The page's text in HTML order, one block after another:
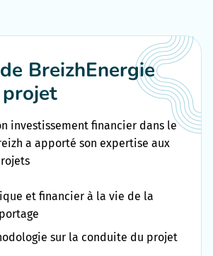
BreizhEnergie
investissement financier dans le
a apporté son expertise aux
et financier à la vie de la
sur la conduite du projet